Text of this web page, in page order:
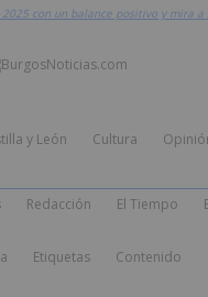
con un balance positivo y mira
y León Cultura
Redacción El Tiempo
Etiquetas Contenido